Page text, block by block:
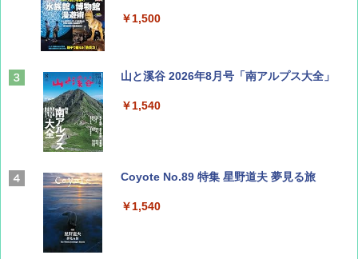
￥1,500
山と溪谷 2026年8月号「南アルプス大全」
￥1,540
Coyote No.89 特集 星野道夫 夢見る旅
￥1,540